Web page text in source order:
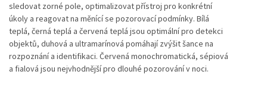
sledovat zorné pole, optimalizovat přístroj pro konkrétní
úkoly a reagovat na měnící se pozorovací podmínky. Bílá
teplá, černá teplá a červená teplá jsou optimální pro detekci
objektů, duhová a ultramarínová pomáhají zvýšit šance na
rozpoznání a identifikaci. Červená monochromatická, sépiová
a fialová jsou nejvhodnější pro dlouhé pozorování v noci.